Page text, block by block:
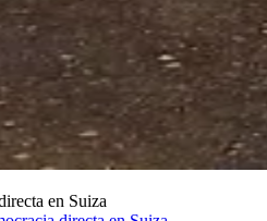
en Suiza